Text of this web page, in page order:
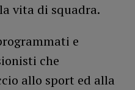
vita di squadra.
e
che
allo sport ed alla